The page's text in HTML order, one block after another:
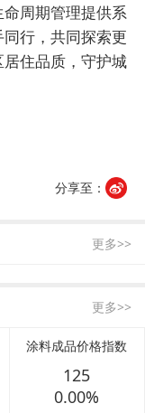
周期管理提供系
行，共同探索更
住品质，守护城
分享至：
更多>>
更多>>
涂料成品价格指数
125
0.00%